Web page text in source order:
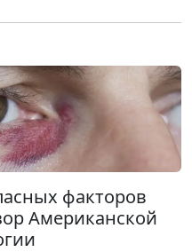
факторов
Американской